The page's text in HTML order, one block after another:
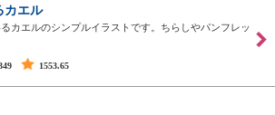
カエル
カエルのシンプルイラストです。ちらしやパンフレッ
1553.65